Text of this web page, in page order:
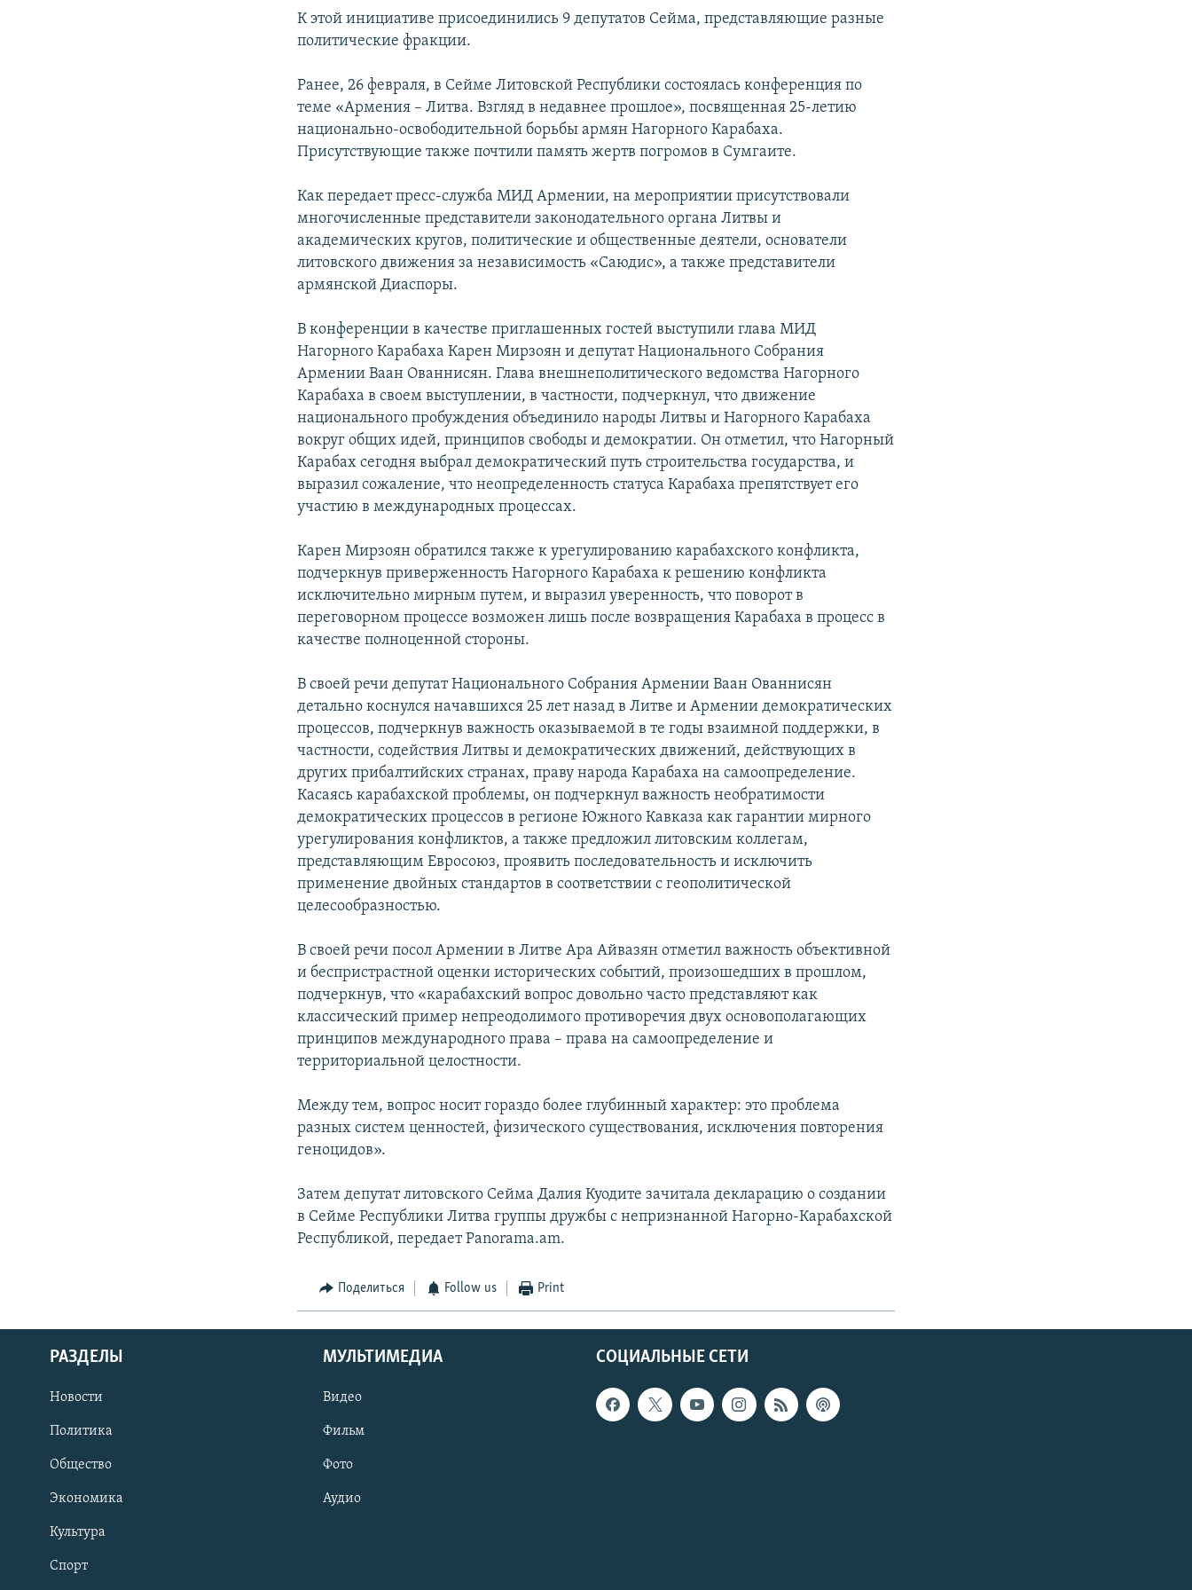
К этой инициативе присоединились 9 депутатов Сейма, представляющие разные
политические фракции.
Ранее, 26 февраля, в Сейме Литовской Республики состоялась конференция по
теме «Армения – Литва. Взгляд в недавнее прошлое», посвященная 25-летию
национально-освободительной борьбы армян Нагорного Карабаха.
Присутствующие также почтили память жертв погромов в Сумгаите.
Как передает пресс-служба МИД Армении, на мероприятии присутствовали
многочисленные представители законодательного органа Литвы и
академических кругов, политические и общественные деятели, основатели
литовского движения за независимость «Саюдис», а также представители
армянской Диаспоры.
В конференции в качестве приглашенных гостей выступили глава МИД
Нагорного Карабаха Карен Мирзоян и депутат Национального Собрания
Армении Ваан Ованнисян. Глава внешнеполитического ведомства Нагорного
Карабаха в своем выступлении, в частности, подчеркнул, что движение
национального пробуждения объединило народы Литвы и Нагорного Карабаха
вокруг общих идей, принципов свободы и демократии. Он отметил, что Нагорный
Карабах сегодня выбрал демократический путь строительства государства, и
выразил сожаление, что неопределенность статуса Карабаха препятствует его
участию в международных процессах.
Карен Мирзоян обратился также к урегулированию карабахского конфликта,
подчеркнув приверженность Нагорного Карабаха к решению конфликта
исключительно мирным путем, и выразил уверенность, что поворот в
переговорном процессе возможен лишь после возвращения Карабаха в процесс в
качестве полноценной стороны.
В своей речи депутат Национального Собрания Армении Ваан Ованнисян
детально коснулся начавшихся 25 лет назад в Литве и Армении демократических
процессов, подчеркнув важность оказываемой в те годы взаимной поддержки, в
частности, содействия Литвы и демократических движений, действующих в
других прибалтийских странах, праву народа Карабаха на самоопределение.
Касаясь карабахской проблемы, он подчеркнул важность необратимости
демократических процессов в регионе Южного Кавказа как гарантии мирного
урегулирования конфликтов, а также предложил литовским коллегам,
представляющим Евросоюз, проявить последовательность и исключить
применение двойных стандартов в соответствии с геополитической
целесообразностью.
В своей речи посол Армении в Литве Ара Айвазян отметил важность объективной
и беспристрастной оценки исторических событий, произошедших в прошлом,
подчеркнув, что «карабахский вопрос довольно часто представляют как
классический пример непреодолимого противоречия двух основополагающих
принципов международного права – права на самоопределение и
территориальной целостности.
Между тем, вопрос носит гораздо более глубинный характер: это проблема
разных систем ценностей, физического существования, исключения повторения
геноцидов».
Затем депутат литовского Сейма Далия Куодите зачитала декларацию о создании
в Сейме Республики Литва группы дружбы с непризнанной Нагорно-Карабахской
Республикой, передает Panorama.am.
Поделиться Follow us Print
СОЦИАЛЬНЫЕ СЕТИ
РАЗДЕЛЫ
Новости
Политика
Общество
Экономика
Культура
Спорт
МУЛЬТИМЕДИА
Видео
Фильм
Фото
Аудио